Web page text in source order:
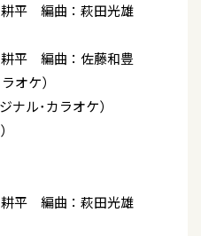
平 編曲：萩田光雄
平 編曲：佐藤和豊
オケ）
ナル･カラオケ）
平 編曲：萩田光雄